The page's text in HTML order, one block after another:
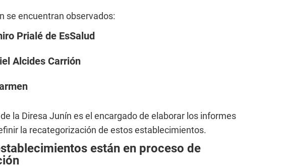
se encuentran observados:
Prialé de EsSalud
Alcides Carrión
la Diresa Junín es el encargado de elaborar los informes
la recategorización de estos establecimientos.
están en proceso de